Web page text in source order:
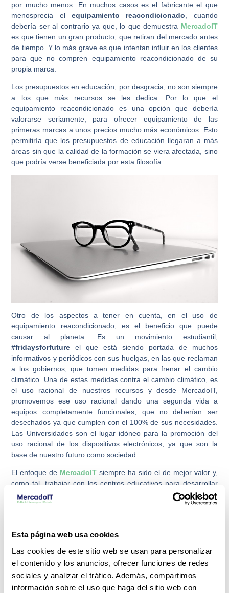
Esta página web usa cookies
Las cookies de este sitio web se usan para personalizar
el contenido y los anuncios, ofrecer funciones de redes
sociales y analizar el tráfico. Además, compartimos
información sobre el uso que haga del sitio web con
por mucho menos. En muchos casos es el fabricante el que
menosprecia el equipamiento reacondicionado, cuando
debería ser al contrario ya que, lo que demuestra MercadoIT
es que tienen un gran producto, que retiran del mercado antes
de tiempo. Y lo más grave es que intentan influir en los clientes
para que no compren equipamiento reacondicionado de su
propia marca.
Los presupuestos en educación, por desgracia, no son siempre
a los que más recursos se les dedica. Por lo que el
equipamiento reacondicionado es una opción que debería
valorarse seriamente, para ofrecer equipamiento de las
primeras marcas a unos precios mucho más económicos. Esto
permitiría que los presupuestos de educación llegaran a más
áreas sin que la calidad de la formación se viera afectada, sino
que podría verse beneficiada por esta filosofía.
Otro de los aspectos a tener en cuenta, en el uso de
equipamiento reacondicionado, es el beneficio que puede
causar al planeta. Es un movimiento estudiantil,
#fridaysforfuture el que está siendo portada de muchos
informativos y periódicos con sus huelgas, en las que reclaman
a los gobiernos, que tomen medidas para frenar el cambio
climático. Una de estas medidas contra el cambio climático, es
el uso racional de nuestros recursos y desde MercadoIT,
promovemos ese uso racional dando una segunda vida a
equipos completamente funcionales, que no deberían ser
desechados ya que cumplen con el 100% de sus necesidades.
Las Universidades son el lugar idóneo para la promoción del
uso racional de los dispositivos electrónicos, ya que son la
base de nuestro futuro como sociedad
El enfoque de MercadoIT siempre ha sido el de mejor valor y,
como tal, trabajar con los centros educativos para desarrollar
soluciones que satisfagan sus necesidades y presupuestos.
reacondicionado para las Univerisdades:
Todos los equipos reacondicionados provienen de
negocios y de fabricantes bien conocidos y confiables
(equipos de primeras marcas con los más altos
estándares de calidad).